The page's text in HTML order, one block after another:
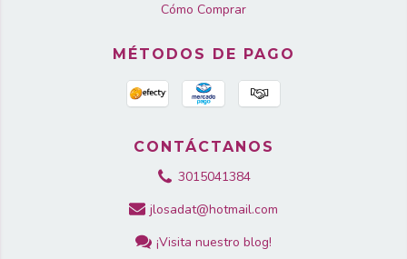
Cómo Comprar
MÉTODOS DE PAGO
CONTÁCTANOS
3015041384
jlosadat@hotmail.com
¡Visita nuestro blog!